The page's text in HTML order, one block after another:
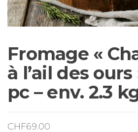
Fromage «
à l’ail des ours
pc – env. 2.3
CHF69.00